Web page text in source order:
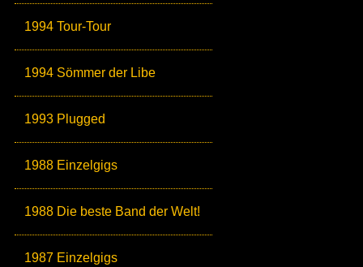
1994 Tour-Tour
1994 Sömmer der Libe
1993 Plugged
1988 Einzelgigs
1988 Die beste Band der Welt!
1987 Einzelgigs